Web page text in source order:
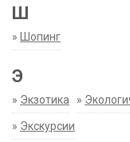
Ш
» Шопинг
Э
» Экзотика »
» Экскурсии